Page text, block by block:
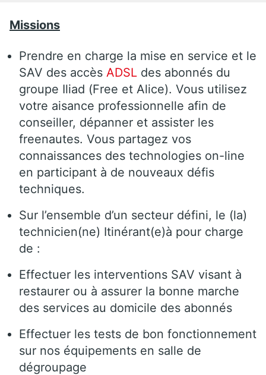
Missions
Prendre en charge la mise en service et le
SAV des accès ADSL des abonnés du
groupe Iliad (Free et Alice). Vous utilisez
votre aisance professionnelle afin de
conseiller, dépanner et assister les
freenautes. Vous partagez vos
connaissances des technologies on-line
en participant à de nouveaux défis
techniques.
Sur l’ensemble d’un secteur défini, le (la)
technicien(ne) Itinérant(e)à pour charge
de :
Effectuer les interventions SAV visant à
restaurer ou à assurer la bonne marche
des services au domicile des abonnés
Effectuer les tests de bon fonctionnement
sur nos équipements en salle de
dégroupage